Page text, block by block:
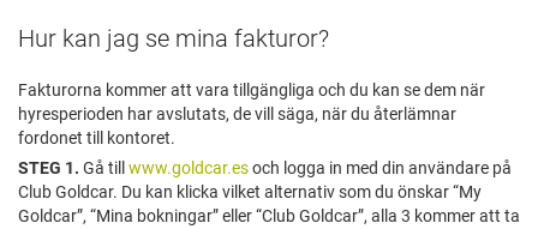
Hur kan jag se mina fakturor?
Fakturorna kommer att vara tillgängliga och du kan se dem när
hyresperioden har avslutats, de vill säga, när du återlämnar
fordonet till kontoret.
STEG 1. Gå till www.goldcar.esoch logga in med din användare på
Club Goldcar. Du kan klicka vilket alternativ som du önskar “My
Goldcar”, “Mina bokningar” eller “Club Goldcar”, alla 3 kommer att ta